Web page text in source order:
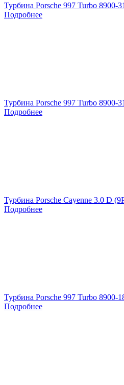
Турбина Porsche 997 Turbo 8900-
Подробнее
Турбина Porsche 997 Turbo 8900-
Подробнее
Турбина Porsche Cayenne 3.0 D
Подробнее
Турбина Porsche 997 Turbo 8900-
Подробнее